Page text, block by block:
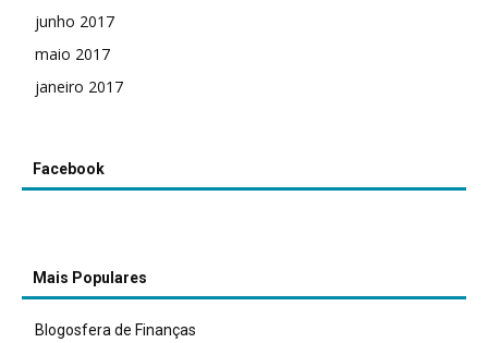
junho 2017
maio 2017
janeiro 2017
Facebook
Mais Populares
Blogosfera de Finanças